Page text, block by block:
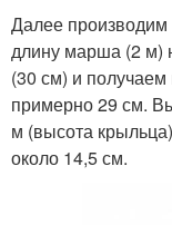
Далее производим
длину марша (2 м)
(30 см) и получаем
примерно 29 см.
м (высота
около 14,5 см.